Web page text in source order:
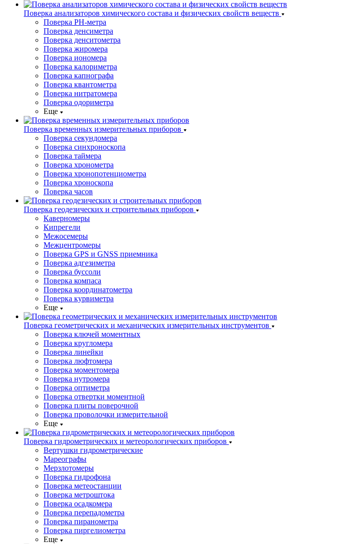
Поверка анализаторов химического состава и физических свойств веществ
Поверка PH-метра
Поверка денсиметра
Поверка денситометра
Поверка жиромера
Поверка иономера
Поверка калориметра
Поверка капнографа
Поверка квантометра
Поверка нитратомера
Поверка одориметра
Еще
Поверка временных измерительных приборов
Поверка секундомера
Поверка синхроноскопа
Поверка таймера
Поверка хронометра
Поверка хронопотенциометра
Поверка хроноскопа
Поверка часов
Поверка геодезических и строительных приборов
Каверномеры
Кипрегели
Межосемеры
Межцентромеры
Поверка GPS и GNSS приемника
Поверка адгезиметра
Поверка буссоли
Поверка компаса
Поверка координатометра
Поверка курвиметра
Еще
Поверка геометрических и механических измерительных инструментов
Поверка ключей моментных
Поверка кругломера
Поверка линейки
Поверка люфтомера
Поверка моментомера
Поверка нутромера
Поверка оптиметра
Поверка отвертки моментной
Поверка плиты поверочной
Поверка проволочки измерительной
Еще
Поверка гидрометрических и метеорологических приборов
Вертушки гидрометрические
Мареографы
Мерзлотомеры
Поверка гидрофона
Поверка метеостанции
Поверка метроштока
Поверка осадкомера
Поверка перепадометра
Поверка пиранометра
Поверка пиргелиометра
Еще